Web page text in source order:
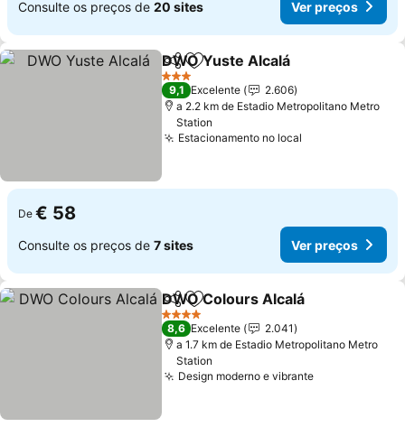
Consulte os preços de 20 sites Ver preços
PartilharAdicionar aos favoritos
DWO Yuste Alcalá
3 Estrelas
9,1 Excelente
2.606
a 2.2 km de Estadio Metropolitano Metro
Station
Estacionamento no local
De € 58
Consulte os preços de 7 sites Ver preços
PartilharAdicionar aos favoritos
DWO Colours Alcalá
4 Estrelas
8,6 Excelente
2.041
a 1.7 km de Estadio Metropolitano Metro
Station
Design moderno e vibranteVer preços